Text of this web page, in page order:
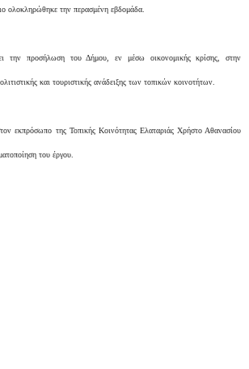
ολοκληρώθηκε την περασμένη εβδομάδα.
την προσήλωση του Δήμου, εν μέσω οικονομικής κρίσης, στην
και τουριστικής ανάδειξης των τοπικών κοινοτήτων.
εκπρόσωπο της Τοπικής Κοινότητας Ελαταριάς Χρήστο Αθανασίου
του έργου.